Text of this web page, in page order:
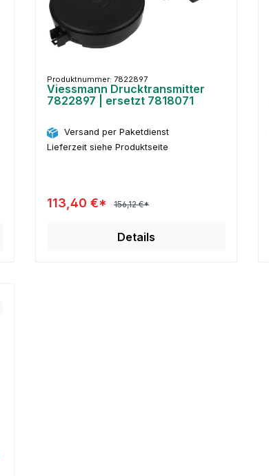
Produktnummer: 7822897
Viessmann Drucktransmitter
7822897 | ersetzt 7818071
Versand per Paketdienst
Lieferzeit siehe Produktseite
113,40 €* 156,12 €*
Details